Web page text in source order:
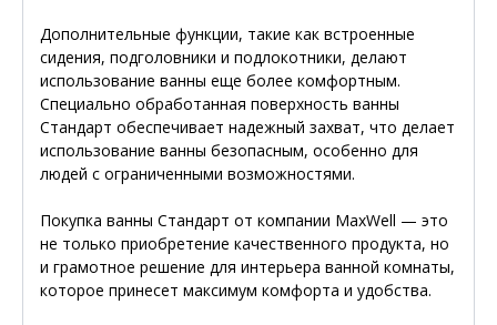
Дополнительные функции, такие как встроенные
сидения, подголовники и подлокотники, делают
использование ванны еще более комфортным.
Специально обработанная поверхность ванны
Стандарт обеспечивает надежный захват, что делает
использование ванны безопасным, особенно для
людей с ограниченными возможностями.
Покупка ванны Стандарт от компании MaxWell — это
не только приобретение качественного продукта, но
и грамотное решение для интерьера ванной комнаты,
которое принесет максимум комфорта и удобства.